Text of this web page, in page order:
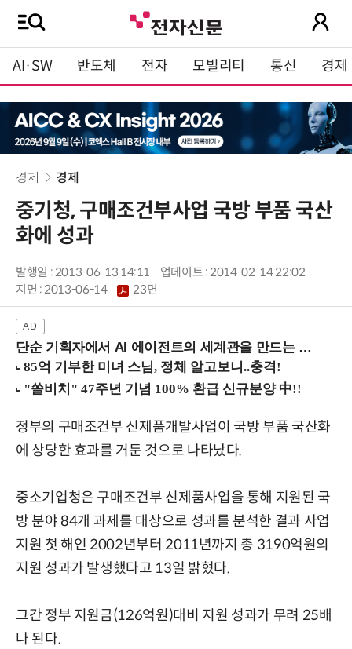
AI·SW 반도체 전자 모빌리티 통신 경제
경제 경제
중기청, 구매조건부사업 국방 부품 국산
화에 성과
발행일 : 2013-06-13 14:11
업데이트 : 2014-02-14 22:02
지면 :2013-06-14 23면
단순 기획자에서 AI 에이전트의 세계관을 만드는 지식 설계자로.. (8/20 강남역)
정부의 구매조건부 신제품개발사업이 국방 부품 국산화
에 상당한 효과를 거둔 것으로 나타났다.
중소기업청은 구매조건부 신제품사업을 통해 지원된 국
방 분야 84개 과제를 대상으로 성과를 분석한 결과 사업
지원 첫 해인 2002년부터 2011년까지 총 3190억원의
지원 성과가 발생했다고 13일 밝혔다.
그간 정부 지원금(126억원)대비 지원 성과가 무려 25배
나 된다.